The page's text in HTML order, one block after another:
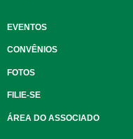
EVENTOS
CONVÊNIOS
FOTOS
FILIE-SE
ÁREA DO ASSOCIADO